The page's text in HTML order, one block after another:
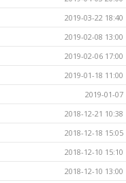
2019-03-22 18:40
2019-02-08 13:00
2019-02-06 17:00
2019-01-18 11:00
2019-01-07
2018-12-21 10:38
2018-12-18 15:05
2018-12-10 15:10
2018-12-10 13:00